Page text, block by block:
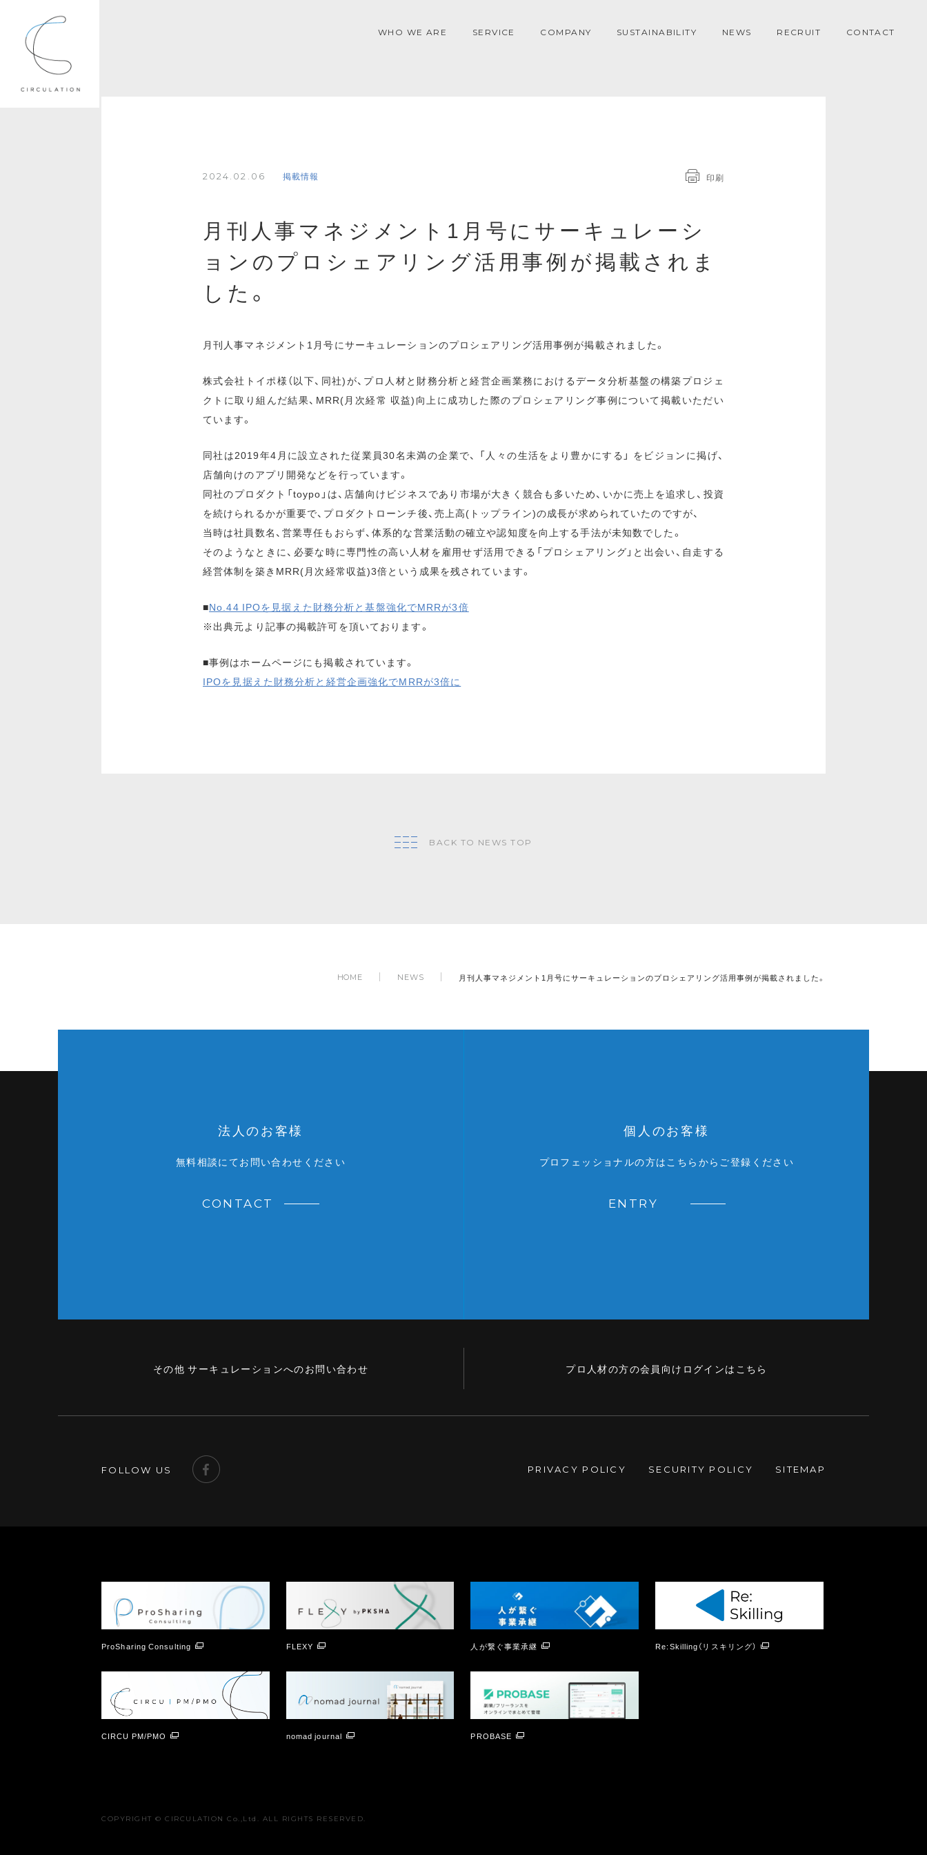
WHO WE ARE SERVICE COMPANY SUSTAINABILITY NEWS RECRUIT CONTACT
2024.02.06 掲載情報 印刷
月刊人事マネジメント1月号にサーキュレーシ
ョンのプロシェアリング活用事例が掲載されま
した。
月刊人事マネジメント1月号にサーキュレーションのプロシェアリング活用事例が掲載されました。
株式会社トイポ様（以下、同社)が、プロ人材と財務分析と経営企画業務におけるデータ分析基盤の構築プロジェ
クトに取り組んだ結果、MRR(月次経常 収益)向上に成功した際のプロシェアリング事例について掲載いただい
ています。
同社は2019年4月に設立された従業員30名未満の企業で、 「人々の生活をより豊かにする」 をビジョンに掲げ、
店舗向けのアプリ開発などを行っています。
同社のプロダクト「toypo」は、店舗向けビジネスであり市場が大きく競合も多いため、いかに売上を追求し、投資
を続けられるかが重要で、プロダクトローンチ後、売上高(トップライン)の成長が求められていたのですが、
当時は社員数名、営業専任もおらず、体系的な営業活動の確立や認知度を向上する手法が未知数でした。
そのようなときに、必要な時に専門性の高い人材を雇用せず活用できる「プロシェアリング」と出会い、自走する
経営体制を築きMRR(月次経常収益)3倍という成果を残されています。
■No.44 IPOを見据えた財務分析と基盤強化でMRRが3倍
※出典元より記事の掲載許可を頂いております。
■事例はホームページにも掲載されています。
IPOを見据えた財務分析と経営企画強化でMRRが3倍に
BACK TO NEWS TOP
HOME NEWS 月刊人事マネジメント1月号にサーキュレーションのプロシェアリング活用事例が掲載されました。
法人のお客様
無料相談にてお問い合わせください
CONTACT
個人のお客様
プロフェッショナルの方はこちらからご登録ください
ENTRY
その他 サーキュレーションへのお問い合わせ プロ人材の方の会員向けログインはこちら
FOLLOW US PRIVACY POLICY SECURITY POLICY SITEMAP
ProSharing Consulting FLEXY 人が繋ぐ事業承継 Re:Skilling（リスキリング）
CIRCU PM/PMO nomad journal PROBASE
COPYRIGHT © CIRCULATION Co.,Ltd. ALL RIGHTS RESERVED.